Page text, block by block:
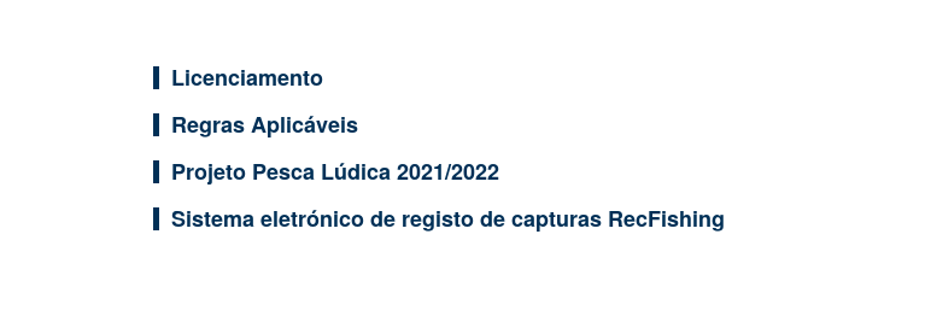
Licenciamento
Regras Aplicáveis
Projeto Pesca Lúdica 2021/2022
Sistema eletrónico de registo de capturas RecFishing